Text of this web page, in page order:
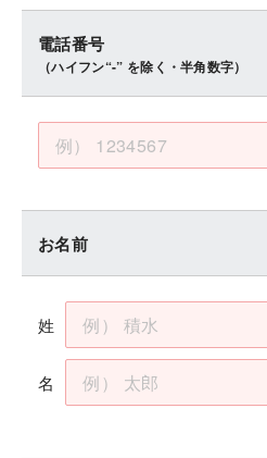
電話番号
（ハイフン“-” を除く・半角数字）
お名前
姓
名